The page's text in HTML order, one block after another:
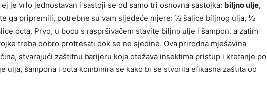
je vrlo jednostavan i sastoji se od samo tri osnovna sastojka: biljno ulje,
ga pripremili, potrebne su vam sljedeće mjere: ½ šalice biljnog ulja, ½
octa. Prvo, u bocu s raspršivačem stavite biljno ulje i šampon, a zatim
treba dobro protresati dok se ne sjedine. Ova prirodna mješavina
stvarajući zaštitnu barijeru koja otežava insektima pristup i kretanje po
ulja, šampona i octa kombinira se kako bi se stvorila efikasna zaštita od